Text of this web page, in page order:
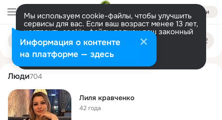
Войти
Мы используем cookie-файлы, чтобы улучшить
сервисы для вас. Если ваш возраст менее 13 лет,
настроить cookie-файлы должен ваш законный
представитель. Больше информации
Разрешить все Настроить
Поиск
людям
lilya kravchenko
Люди704
Лиля кравченко
42 года
Информация о контенте
на платформе — здесь